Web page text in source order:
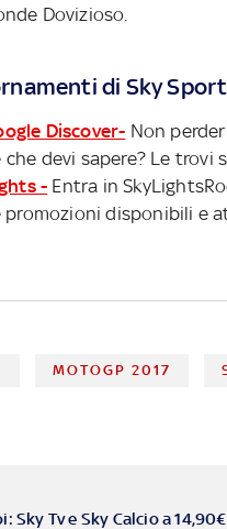
Dovizioso.
di Sky Sport
Discover- Non
devi sapere? Le trovi
- Entra in
promozioni disponibili e
MOTOGP 2017
Sky Tv e Sky Calcio a